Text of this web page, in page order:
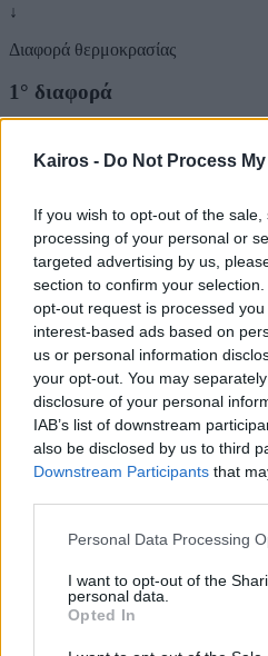
Kairos - Do Not Process
If you wish to opt-out of the
processing of your personal or
targeted advertising by us,
section to confirm your
opt-out request is processed
interest-based ads based on
us or personal information
your opt-out. You may
disclosure of your personal
IAB’s list of downstream
also be disclosed by us to third
Downstream Participants that
Please note that this website/
not limited to your visit or usage
grant or deny consent to Google
use your data for below
consent section.
Personal Data Processing
I want to opt-out of the
personal data.
Opted In
↓
Διαφορά θερμοκρασίας
1° διαφορά
2 ημέρες
ΣΑΒ 15/08
/ 27° Καθαρός καιρός
6 bf ΒΒΔ
ΚΥΡ 16/08
/ 28°Αραιή Συννεφιά